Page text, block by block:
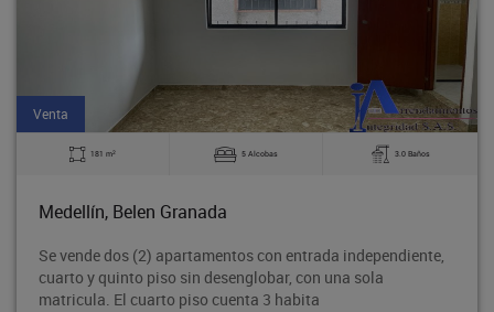
Venta
181 m2 5 Alcobas 3.0 Baños
Medellín, Belen Granada
Se vende dos (2) apartamentos con entrada independiente,
cuarto y quinto piso sin desenglobar, con una sola
matricula. El cuarto piso cuenta 3 habita